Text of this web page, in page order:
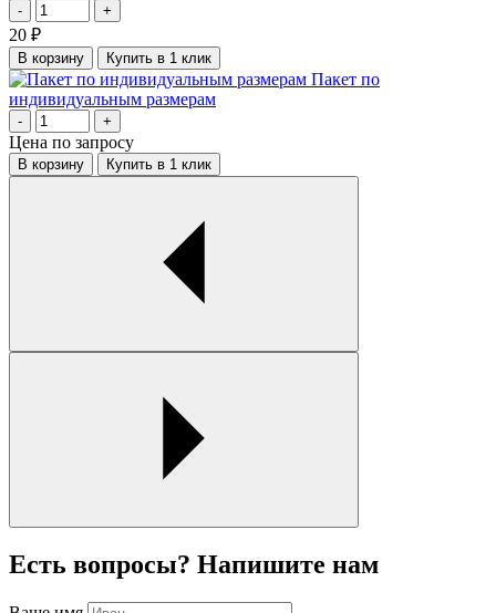
- +
20 ₽
В корзину Купить в 1 клик
Пакет по
индивидуальным размерам
- +
Цена по запросу
В корзину Купить в 1 клик
Есть вопросы? Напишите нам